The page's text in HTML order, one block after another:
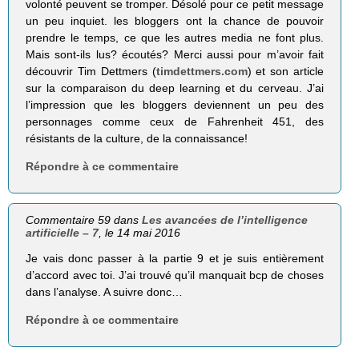
volonté peuvent se tromper. Désolé pour ce petit message
un peu inquiet. les bloggers ont la chance de pouvoir
prendre le temps, ce que les autres media ne font plus.
Mais sont-ils lus? écoutés? Merci aussi pour m’avoir fait
découvrir Tim Dettmers (timdettmers.com) et son article
sur la comparaison du deep learning et du cerveau. J’ai
l’impression que les bloggers deviennent un peu des
personnages comme ceux de Fahrenheit 451, des
résistants de la culture, de la connaissance!
Répondre à ce commentaire
Commentaire 59 dansLes avancées de l’intelligence
artificielle – 7, le 14 mai 2016
Je vais donc passer à la partie 9 et je suis entièrement
d’accord avec toi. J’ai trouvé qu’il manquait bcp de choses
dans l’analyse. A suivre donc…
Répondre à ce commentaire